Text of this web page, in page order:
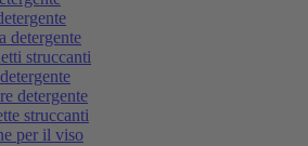
detergente
struccanti
detergente
struccanti
per il viso